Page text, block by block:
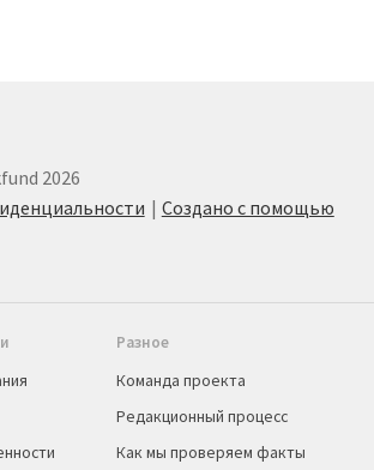
2026
Создано с помощью
Разное
Команда проекта
Редакционный процесс
Как мы проверяем факты